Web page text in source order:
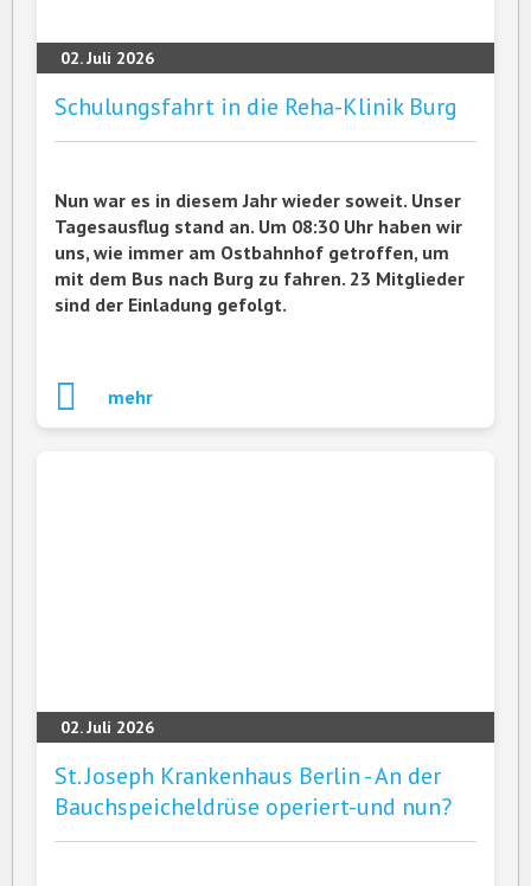
02. Juli 2026
Schulungsfahrt in die Reha-Klinik Burg
Nun war es in diesem Jahr wieder soweit. Unser
Tagesausflug stand an. Um 08:30 Uhr haben wir
uns, wie immer am Ostbahnhof getroffen, um
mit dem Bus nach Burg zu fahren. 23 Mitglieder
sind der Einladung gefolgt.
mehr
02. Juli 2026
St. Joseph Krankenhaus Berlin - An der
Bauchspeicheldrüse operiert-und nun?